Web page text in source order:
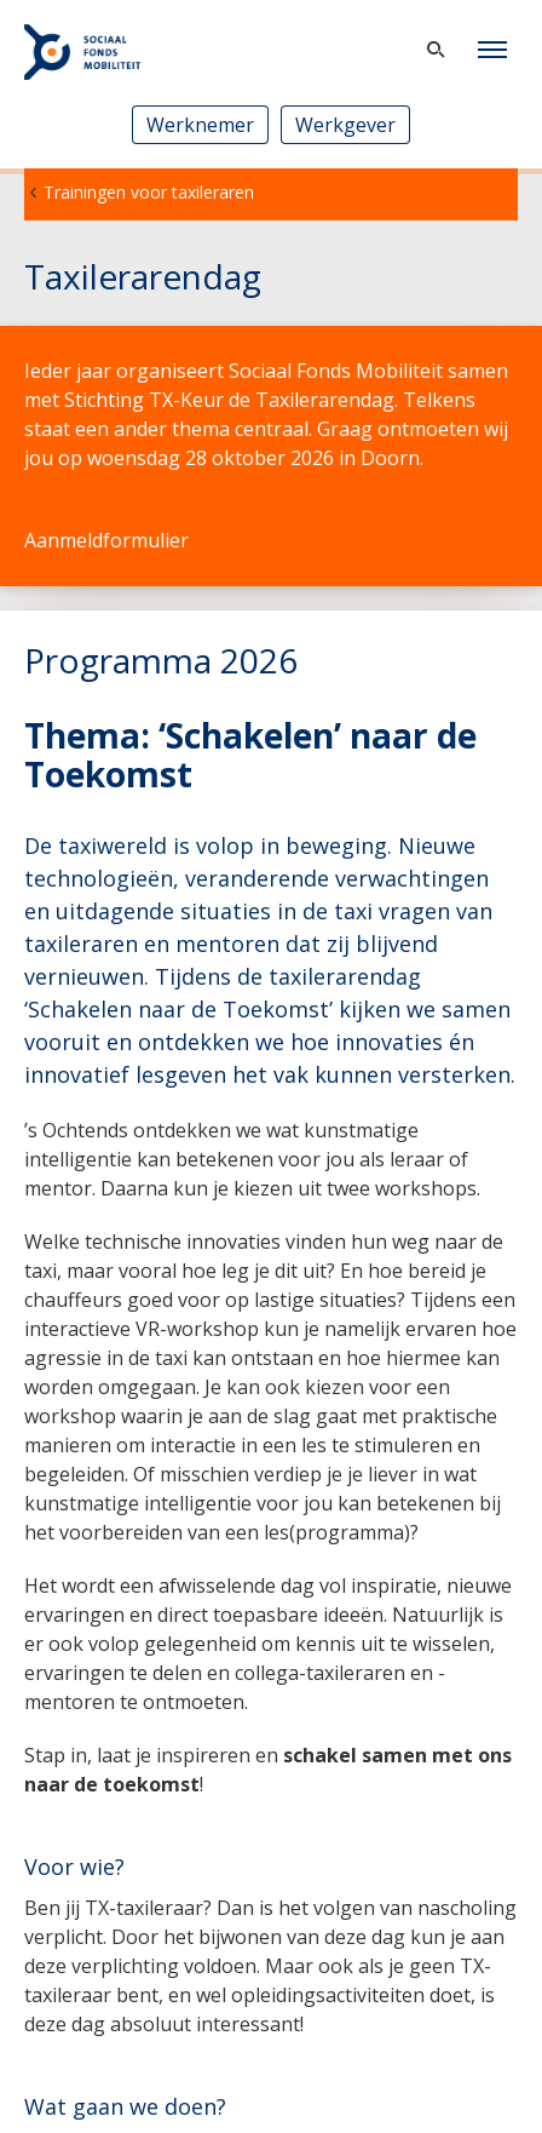
Werknemer Werkgever
Trainingen voor taxileraren
Taxilerarendag
Ieder jaar organiseert Sociaal Fonds Mobiliteit samen
met Stichting TX-Keur de Taxilerarendag. Telkens
staat een ander thema centraal. Graag ontmoeten wij
jou op woensdag 28 oktober 2026 in Doorn.
Aanmeldformulier
Programma 2026
Thema: ‘Schakelen’ naar de
Toekomst
De taxiwereld is volop in beweging. Nieuwe
technologieën, veranderende verwachtingen
en uitdagende situaties in de taxi vragen van
taxileraren en mentoren dat zij blijvend
vernieuwen. Tijdens de taxilerarendag
‘Schakelen naar de Toekomst’ kijken we samen
vooruit en ontdekken we hoe innovaties én
innovatief lesgeven het vak kunnen versterken.
’s Ochtends ontdekken we wat kunstmatige
intelligentie kan betekenen voor jou als leraar of
mentor. Daarna kun je kiezen uit twee workshops.
Welke technische innovaties vinden hun weg naar de
taxi, maar vooral hoe leg je dit uit? En hoe bereid je
chauffeurs goed voor op lastige situaties? Tijdens een
interactieve VR-workshop kun je namelijk ervaren hoe
agressie in de taxi kan ontstaan en hoe hiermee kan
worden omgegaan. Je kan ook kiezen voor een
workshop waarin je aan de slag gaat met praktische
manieren om interactie in een les te stimuleren en
begeleiden. Of misschien verdiep je je liever in wat
kunstmatige intelligentie voor jou kan betekenen bij
het voorbereiden van een les(programma)?
Het wordt een afwisselende dag vol inspiratie, nieuwe
ervaringen en direct toepasbare ideeën. Natuurlijk is
er ook volop gelegenheid om kennis uit te wisselen,
ervaringen te delen en collega-taxileraren en -
mentoren te ontmoeten.
Stap in, laat je inspireren en schakel samen met ons
naar de toekomst!
Voor wie?
Ben jij TX-taxileraar? Dan is het volgen van nascholing
verplicht. Door het bijwonen van deze dag kun je aan
deze verplichting voldoen. Maar ook als je geen TX-
taxileraar bent, en wel opleidingsactiviteiten doet, is
deze dag absoluut interessant!
Wat gaan we doen?